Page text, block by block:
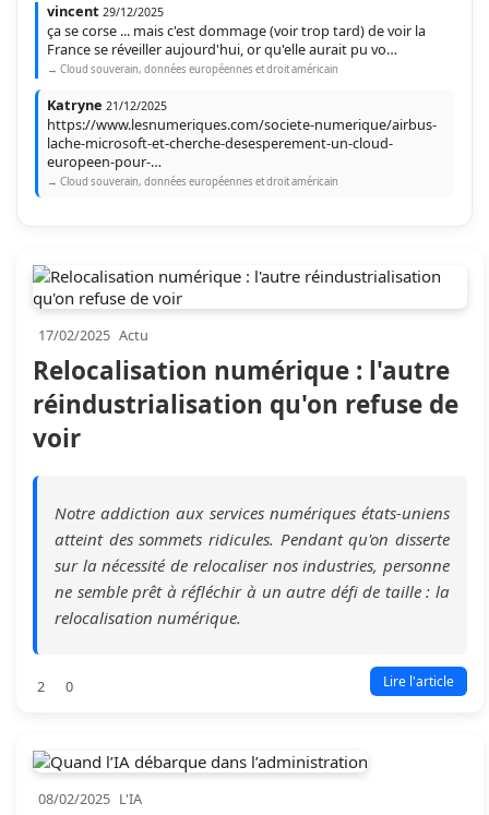
vincent 29/12/2025
ça se corse ... mais c'est dommage (voir trop tard) de voir la
France se réveiller aujourd'hui, or qu'elle aurait pu vo…
→ Cloud souverain, données européennes et droit américain
Katryne 21/12/2025
https://www.lesnumeriques.com/societe-numerique/airbus-
lache-microsoft-et-cherche-desesperement-un-cloud-
europeen-pour-…
→ Cloud souverain, données européennes et droit américain
17/02/2025 Actu
Relocalisation numérique : l'autre
réindustrialisation qu'on refuse de
voir
Notre addiction aux services numériques états-uniens
atteint des sommets ridicules. Pendant qu'on disserte
sur la nécessité de relocaliser nos industries, personne
ne semble prêt à réfléchir à un autre défi de taille : la
relocalisation numérique.
2 0 Lire l'article
08/02/2025 L'IA